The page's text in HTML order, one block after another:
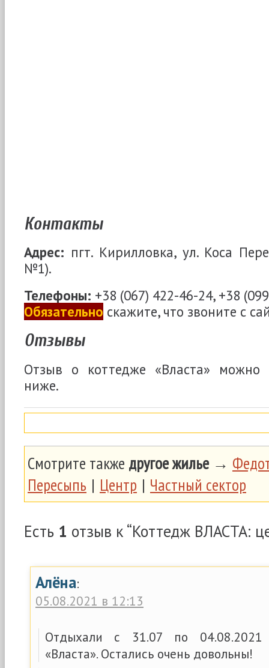
Контакты
Адрес: пгт. Кирилловка, ул. Коса
№1).
Телефоны: +38 (067) 422-46-24, +38
Обязательно скажите, что звоните с
Отзывы
Отзыв о коттедже «Власта» можно
ниже.
Смотрите также другое жилье→
Пересыпь | Центр | Частный сектор
Есть 1 отзыв к “Коттедж ВЛАСТА:
Алёна:
05.08.2021 в 12:13
Отдыхали с 31.07 по
«Власта». Остались очень довольны!